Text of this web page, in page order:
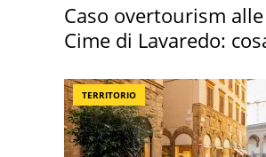
Caso overtourism
Cime di Lavaredo:
TERRITORIO